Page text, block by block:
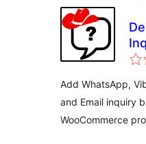
Add WhatsApp,
and Email inquiry
WooCommerce